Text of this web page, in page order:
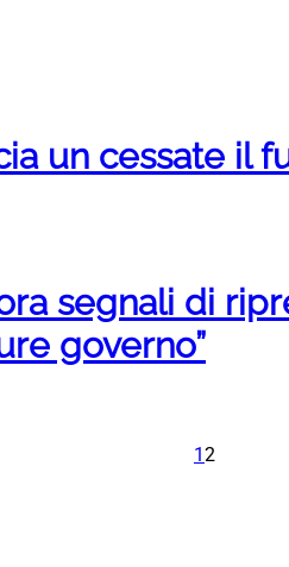
un cessate il
segnali di
governo”
1 2